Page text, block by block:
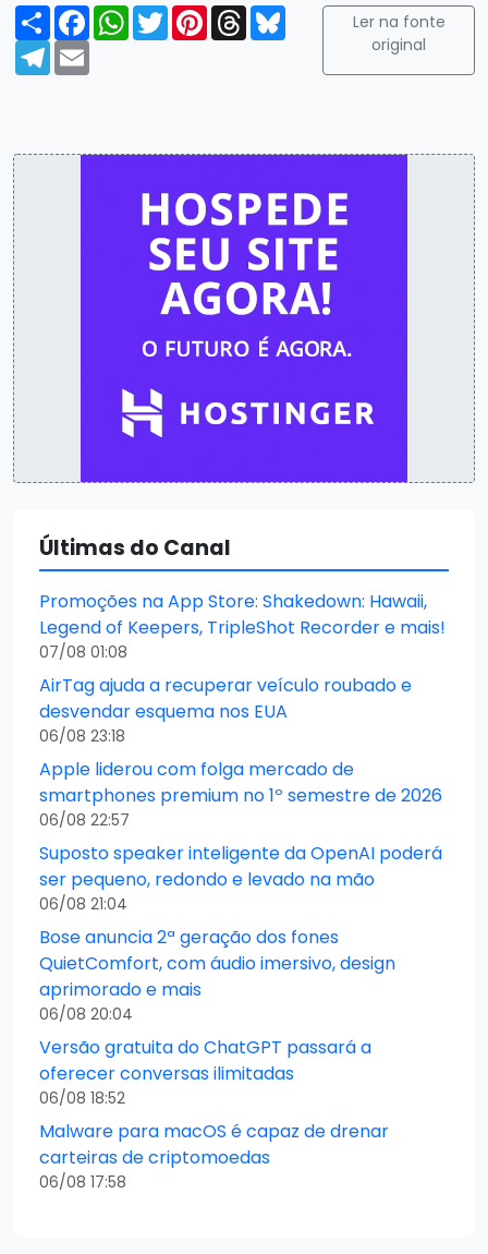
Compartilhar
FacebookWhatsApp
TwitterPinterest
ThreadsBluesky
Telegram
Email
Ler na fonte
original
Últimas do Canal
Promoções na App Store: Shakedown: Hawaii,
Legend of Keepers, TripleShot Recorder e mais!
07/08 01:08
AirTag ajuda a recuperar veículo roubado e
desvendar esquema nos EUA
06/08 23:18
Apple liderou com folga mercado de
smartphones premium no 1º semestre de 2026
06/08 22:57
Suposto speaker inteligente da OpenAI poderá
ser pequeno, redondo e levado na mão
06/08 21:04
Bose anuncia 2ª geração dos fones
QuietComfort, com áudio imersivo, design
aprimorado e mais
06/08 20:04
Versão gratuita do ChatGPT passará a
oferecer conversas ilimitadas
06/08 18:52
Malware para macOS é capaz de drenar
carteiras de criptomoedas
06/08 17:58